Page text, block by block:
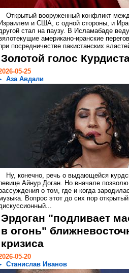
Открытый вооруженный конфликт
Израилем и США, с одной стороны, и
стал на паузу. В Исламабаде
американо-иранские
посредничестве пакистанских
Золотой голос
05-25
Аза Авдали
Ну, конечно, речь о выдающейся
Айнур Доган. Но вначале
о том, где и когда
Вопрос этот до сих пор
Эрдоган "подливает
в огонь"
кризиса
05-20
Станислав Иванов